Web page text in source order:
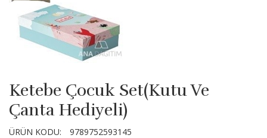
Ketebe Çocuk Set(Kutu Ve
Çanta Hediyeli)
ÜRÜN KODU:
9789752593145